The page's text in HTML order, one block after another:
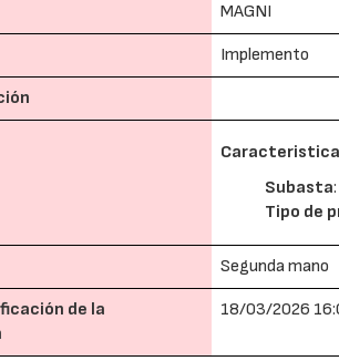
MAGNI
Implemento
Subasta
Tipo de
Segunda mano
de la
18/03/2026